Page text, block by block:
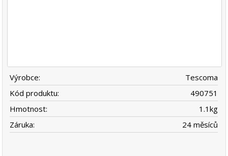
Výrobce:
Tescoma
Kód produktu:
490751
Hmotnost:
1.1kg
Záruka:
24 měsíců